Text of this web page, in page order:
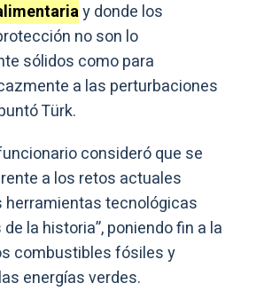
y donde los
no son lo
sólidos como para
a las perturbaciones
Türk.
consideró que se
a los retos actuales
herramientas tecnológicas
la historia”, poniendo fin a la
combustibles fósiles y
energías verdes.